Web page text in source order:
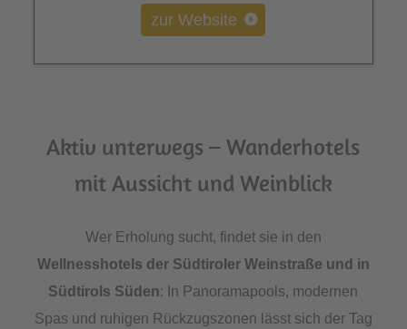
zur Website
Aktiv unterwegs – Wanderhotels
mit Aussicht und Weinblick
Wer Erholung sucht, findet sie in den
Wellnesshotels der Südtiroler Weinstraße und in
Südtirols Süden: In Panoramapools, modernen
Spas und ruhigen Rückzugszonen lässt sich der Tag